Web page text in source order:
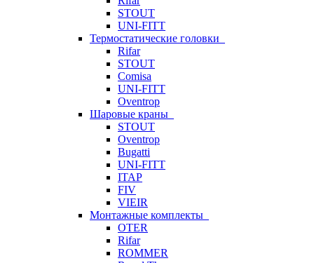
STOUT
UNI-FITT
Термостатические головки
Rifar
STOUT
Comisa
UNI-FITT
Oventrop
Шаровые краны
STOUT
Oventrop
Bugatti
UNI-FITT
ITAP
FIV
VIEIR
Монтажные комплекты
OTER
Rifar
ROMMER